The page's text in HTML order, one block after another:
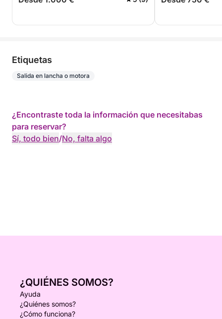
Etiquetas
Salida en lancha o motora
¿Encontraste toda la información que necesitabas
para reservar?
Sí, todo bien/No, falta algo
¿QUIÉNES SOMOS?
Ayuda
¿Quiénes somos?
¿Cómo funciona?